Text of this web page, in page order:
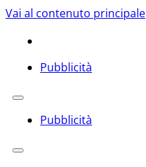
Vai al contenuto principale
Pubblicità
Pubblicità